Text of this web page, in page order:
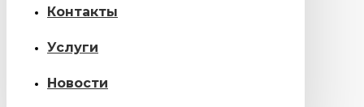
Контакты
Услуги
Новости